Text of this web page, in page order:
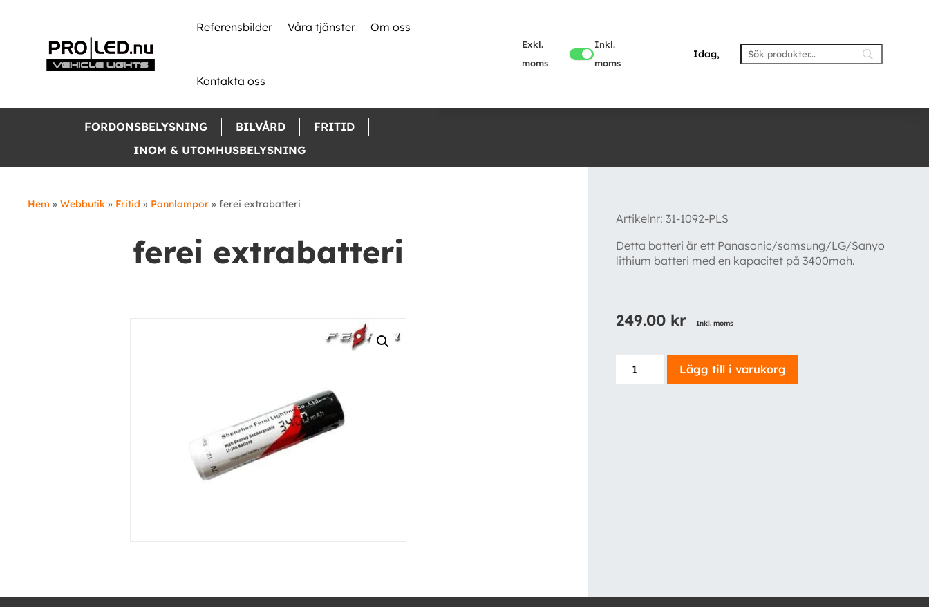
Referensbilder Våra tjänster Om oss
Kontakta oss
Exkl.
moms
Inkl.
moms
Idag,
FORDONSBELYSNING BILVÅRD
FRITID
INOM & UTOMHUSBELYSNING
Hem » Webbutik » Fritid » Pannlampor » ferei extrabatteri
ferei extrabatteri
Artikelnr: 31-1092-PLS
Detta batteri är ett Panasonic/samsung/LG/Sanyo
lithium batteri med en kapacitet på 3400mah.
249.00 kr Inkl. moms
ferei
extrabatteri
Lägg till i varukorg